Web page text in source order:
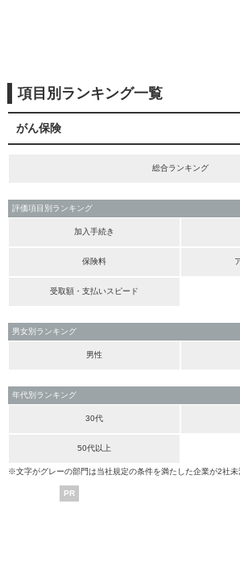
項目別ランキング一覧
がん保険
総合ランキング
評価項目別ランキング
加入手続き
保険料
受取額・支払いスピード
男女別ランキング
男性
年代別ランキング
30代
50代以上
※文字がグレーの部門は当社規定の条件を満たした企業が2社未
PR